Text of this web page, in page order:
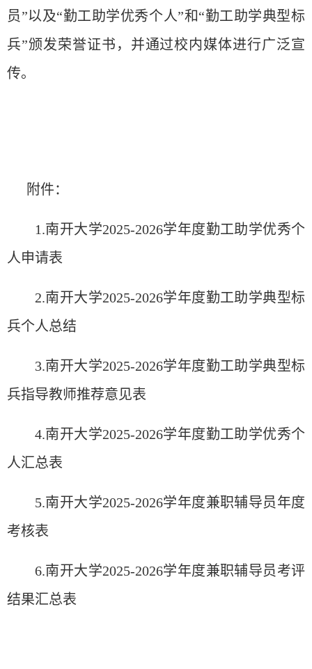
员”以及“勤工助学优秀个人”和“勤工助学典型标
兵”颁发荣誉证书 ，并通过校内媒体进行广泛宣
传。
附件：
1.南开大学2025-2026学年度勤工助学优秀个
人申请表
2.南开大学2025-2026学年度勤工助学典型标
兵个人总结
3.南开大学2025-2026学年度勤工助学典型标
兵指导教师推荐意见表
4.南开大学2025-2026学年度勤工助学优秀个
人汇总表
5.南开大学2025-2026学年度兼职辅导员 年度
考核表
6.南开大学2025-2026学年度兼职辅导员 考评
结果汇总表